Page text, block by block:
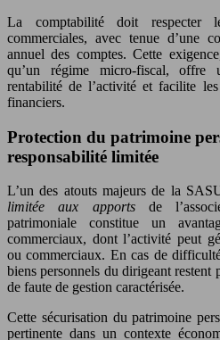
La comptabilité doit respecter
commerciales, avec tenue d’une
annuel des comptes. Cette
qu’un régime micro-fiscal,
rentabilité de l’activité et facilite
financiers.
Protection du patrimoine
responsabilité limitée
L’un des atouts majeurs de la
limitée aux apports de
patrimoniale constitue un
commerciaux, dont l’activité peut
ou commerciaux. En cas de
biens personnels du dirigeant restent
de faute de gestion caractérisée.
Cette sécurisation du patrimoine
pertinente dans un contexte